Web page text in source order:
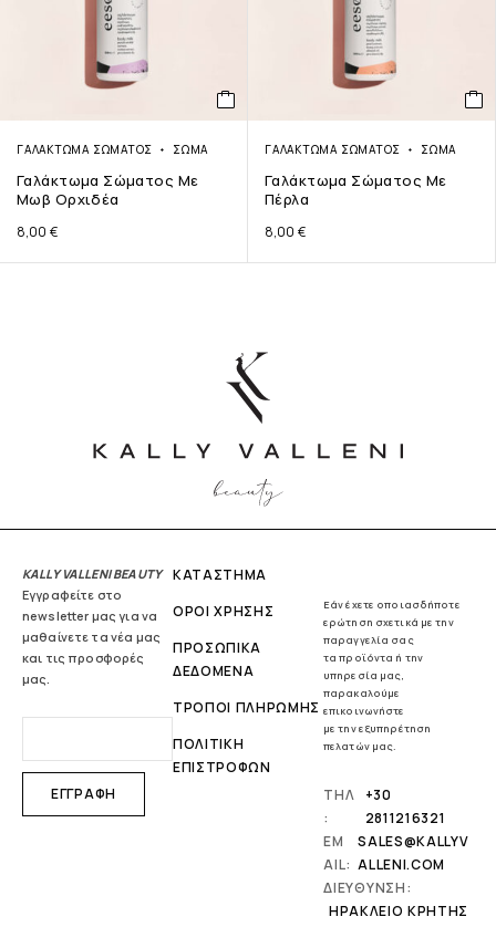
ΓΑΛΆΚΤΩΜΑ ΣΏΜΑΤΟΣ ΣΏΜΑ
Γαλάκτωμα Σώματος Με
Μωβ Ορχιδέα
8,00 €
ΓΑΛΆΚΤΩΜΑ ΣΏΜΑΤΟΣ ΣΏΜΑ
Γαλάκτωμα Σώματος Με
Πέρλα
8,00 €
KALLY VALLENI BEAUTY
Εγγραφείτε στο
newsletter μας για να
μαθαίνετε τα νέα μας
και τις προσφορές
μας.
ΚΑΤΑΣΤΗΜΑ
ΟΡΟΙ ΧΡΗΣΗΣ
ΠΡΟΣΩΠΙΚΑ
ΔΕΔΟΜΕΝΑ
ΤΡΟΠΟΙ ΠΛΗΡΩΜΗΣ
ΠΟΛΙΤΙΚΗ
ΕΠΙΣΤΡΟΦΩΝ
Εάν έχετε οποιασδήποτε
ερώτηση σχετικά με την
παραγγελία σας
τα προϊόντα ή την
υπηρεσία μας,
παρακαλούμε
επικοινωνήστε
με την εξυπηρέτηση
πελατών μας.
ΤΗΛ
:
+30
2811216321
EM
AIL:
SALES@KALLYV
ALLENI.COM
ΔΙΕΥΘΥΝΣΗ:
ΗΡΆΚΛΕΙΟ ΚΡΉΤΗΣ